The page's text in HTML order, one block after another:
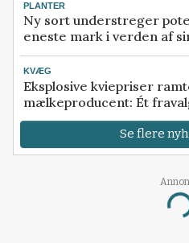
PLANTER
Ny sort understreger
eneste mark i verden af
KVÆG
Eksplosive kviepriser
mælkeproducent: Ét
Se flere